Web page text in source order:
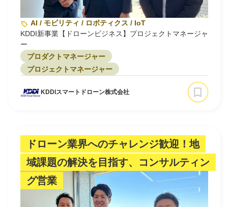
AI / モビリティ / ロボティクス / IoT
KDDI新事業【ドローンビジネス】プロジェクトマネージャ
ー
プロダクトマネージャー
プロジェクトマネージャー
KDDIスマートドローン株式会社
ドローン業界へのチャレンジ歓迎！地
域課題の解決を目指す、コンサルティン
グ営業